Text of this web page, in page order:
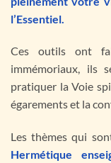
l’Essentiel.
Ces outils ont
immémoriaux, ils
pratiquer la Voie
égarements et la
Les thèmes qui
Hermétique